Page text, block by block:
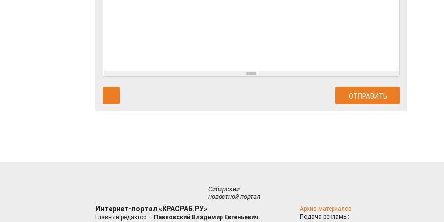
Сибирский
новостной портал
Интернет-портал «КРАСРАБ.РУ»
Главный редактор — Павловский Владимир Евгеньевич.
Архив материалов
Подача рекламы: